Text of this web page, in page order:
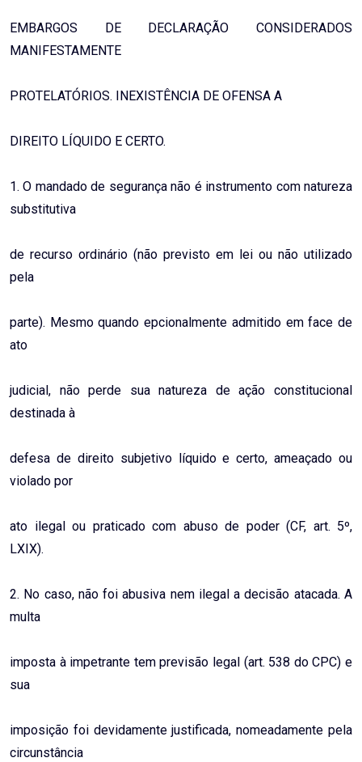
EMBARGOS DE DECLARAÇÃO CONSIDERADOS
MANIFESTAMENTE
PROTELATÓRIOS. INEXISTÊNCIA DE OFENSA A
DIREITO LÍQUIDO E CERTO.
1. O mandado de segurança não é instrumento com natureza
substitutiva
de recurso ordinário (não previsto em lei ou não utilizado
pela
parte). Mesmo quando epcionalmente admitido em face de
ato
judicial, não perde sua natureza de ação constitucional
destinada à
defesa de direito subjetivo líquido e certo, ameaçado ou
violado por
ato ilegal ou praticado com abuso de poder (CF, art. 5º,
LXIX).
2. No caso, não foi abusiva nem ilegal a decisão atacada. A
multa
imposta à impetrante tem previsão legal (art. 538 do CPC) e
sua
imposição foi devidamente justificada, nomeadamente pela
circunstância